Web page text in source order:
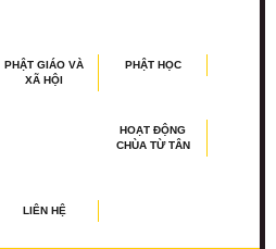
PHẬT GIÁO VÀ
XÃ HỘI
PHẬT HỌC
HOẠT ĐỘNG
CHÙA TỪ TÂN
LIÊN HỆ